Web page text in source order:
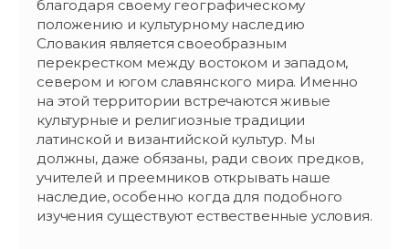
благодаря своему географическому
положению и культурному наследию
Словакия является своеобразным
перекрестком между востоком и западом,
севером и югом славянского мира. Именно
на этой территории встречаются живые
культурные и религиозные традиции
латинской и византийской культур. Мы
должны, даже обязаны, ради своих предков,
учителей и преемников открывать наше
наследие, особенно когда для подобного
изучения существуют ествественные условия.